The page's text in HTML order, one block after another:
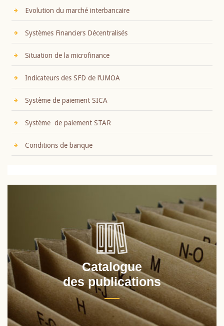
Evolution du marché interbancaire
Systèmes Financiers Décentralisés
Situation de la microfinance
Indicateurs des SFD de l’UMOA
Système de paiement SICA
Système de paiement STAR
Conditions de banque
Catalogue
des publications